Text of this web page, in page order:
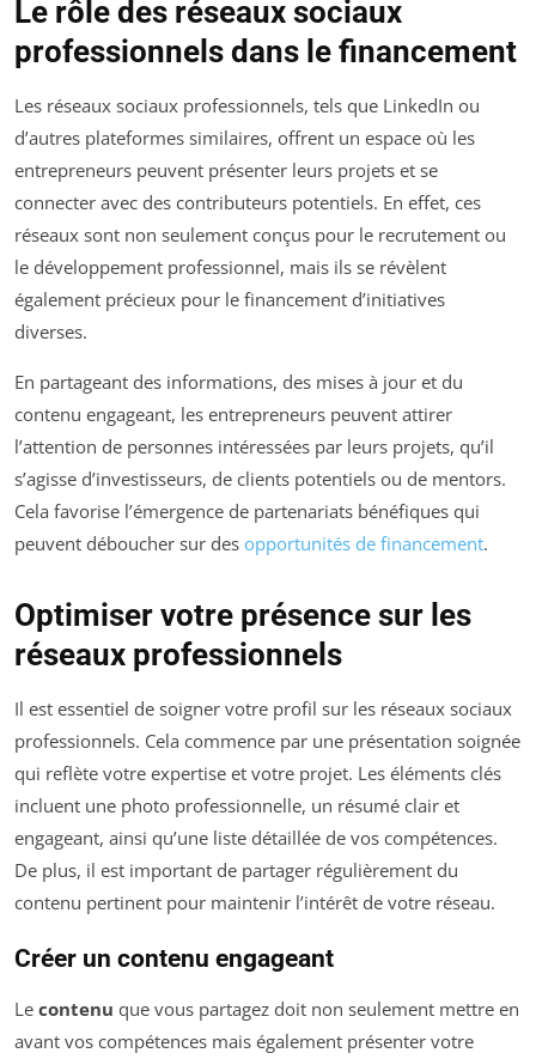
Le rôle des réseaux sociaux
professionnels dans le financement
Les réseaux sociaux professionnels, tels que LinkedIn ou
d’autres plateformes similaires, offrent un espace où les
entrepreneurs peuvent présenter leurs projets et se
connecter avec des contributeurs potentiels. En effet, ces
réseaux sont non seulement conçus pour le recrutement ou
le développement professionnel, mais ils se révèlent
également précieux pour le financement d’initiatives
diverses.
En partageant des informations, des mises à jour et du
contenu engageant, les entrepreneurs peuvent attirer
l’attention de personnes intéressées par leurs projets, qu’il
s’agisse d’investisseurs, de clients potentiels ou de mentors.
Cela favorise l’émergence de partenariats bénéfiques qui
peuvent déboucher sur des opportunités de financement.
Optimiser votre présence sur les
réseaux professionnels
Il est essentiel de soigner votre profil sur les réseaux sociaux
professionnels. Cela commence par une présentation soignée
qui reflète votre expertise et votre projet. Les éléments clés
incluent une photo professionnelle, un résumé clair et
engageant, ainsi qu’une liste détaillée de vos compétences.
De plus, il est important de partager régulièrement du
contenu pertinent pour maintenir l’intérêt de votre réseau.
Créer un contenu engageant
Le contenu que vous partagez doit non seulement mettre en
avant vos compétences mais également présenter votre